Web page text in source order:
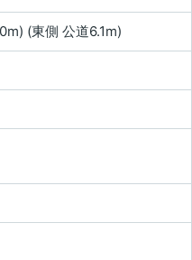
(東側 公道6.1m)